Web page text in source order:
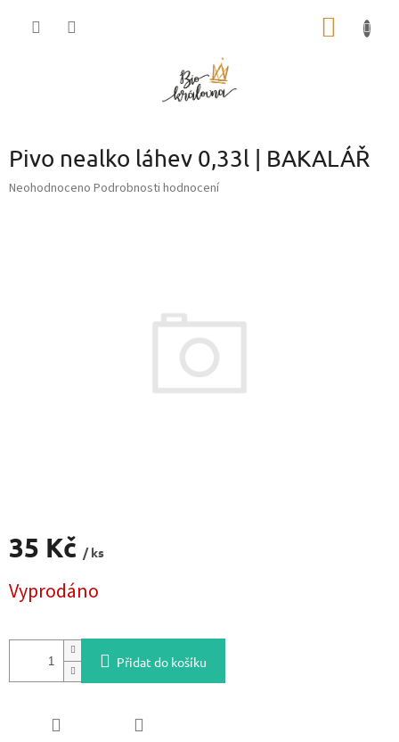
Pivo nealko láhev 0,33l | BAKALÁŘ
Průměrné
Neohodnoceno Podrobnosti hodnocení
35 Kč / ks
cena:
Vyprodáno
Přidat do košíku